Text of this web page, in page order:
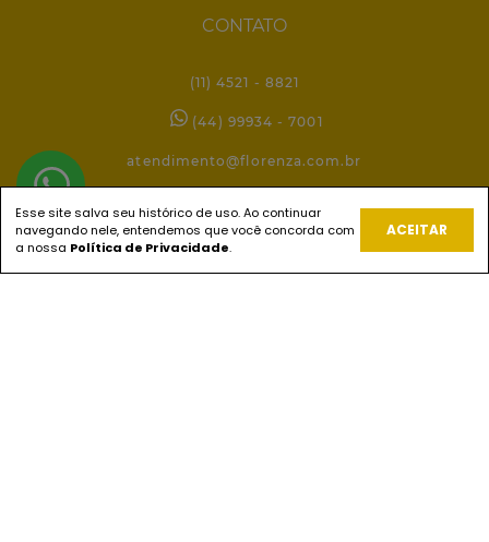
CONTATO
(11) 4521 - 8821
(44) 99934 - 7001
atendimento@florenza.com.br
REDES SOCIAIS
Esse site salva seu histórico de uso. Ao continuar
navegando nele, entendemos que você concorda com
a nossa Política de Privacidade.
ACEITAR